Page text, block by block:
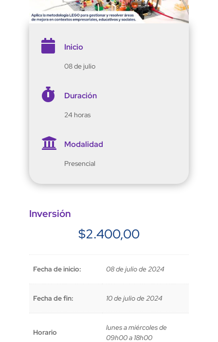
 Inicio
08 de julio
 Duración
24 horas
 Modalidad
Presencial
Inversión
$2.400,00
Fecha de inicio: 08 de julio de 2024
Fecha de fin: 10 de julio de 2024
Horario
lunes a miércoles de
09h00 a 18h00